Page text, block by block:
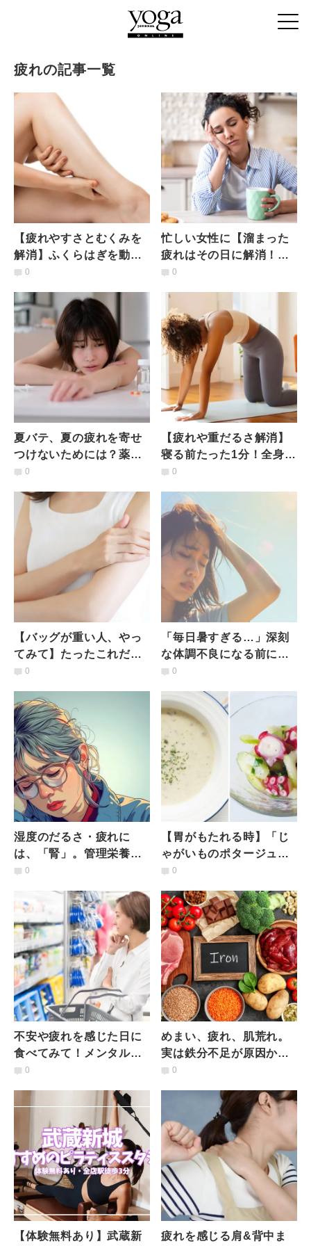
疲れの記事一覧
【疲れやすさとむくみを
解消】ふくらはぎを動か
してスッキリ、疲労が吹
ガ
0
忙しい女性に【溜まった
疲れはその日に解消！】
明日元気で目覚めるため
0
夏バテ、夏の疲れを寄せ
つけないためには？薬剤
師が教える〈夏こそ行う
テップ
0
【疲れや重だるさ解消】
寝る前たった1分！全身の
血流ドバドバ、老廃物も
チ」
0
【バッグが重い人、やっ
てみて】たったこれだけ
で腕の疲れスッキリ！二
ッチ
0
「毎日暑すぎる…」深刻
な体調不良になる前に！
夏バテを予防する簡単２
ク付き】
0
湿度のだるさ・疲れに
は、「腎」。管理栄養士
が教える、おいしく食べ
方〉3選
0
【胃がもたれる時】「じ
ゃがいものポタージュ」
or「セロリのマリネ」ど
が解説
0
不安や疲れを感じた日に
食べてみて！メンタルバ
ランスを整えてくれる
0
めまい、疲れ、肌荒れ。
実は鉄分不足が原因か
も？レバーだけじゃな
0
【体験無料あり】武蔵新 疲れを感じる肩&背中ま